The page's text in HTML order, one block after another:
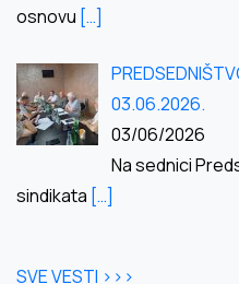
osnovu […]
03.06.2026.
03/06/2026
Na sednici
sindikata […]
SVE VESTI >>>